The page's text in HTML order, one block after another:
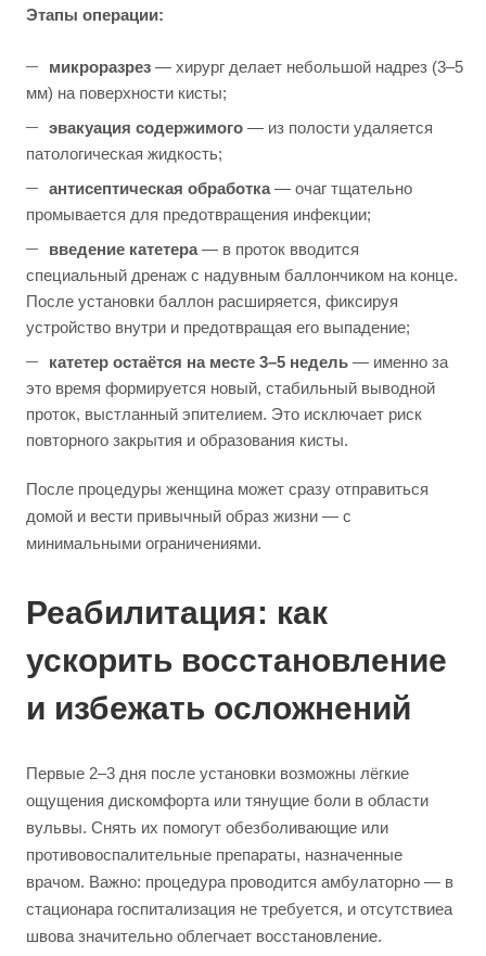
Этапы операции:
микроразрез — хирург делает небольшой надрез (3–5
мм) на поверхности кисты;
эвакуация содержимого — из полости удаляется
патологическая жидкость;
антисептическая обработка— очаг тщательно
промывается для предотвращения инфекции;
введение катетера— в проток вводится
специальный дренаж с надувным баллончиком на конце.
После установки баллон расширяется, фиксируя
устройство внутри и предотвращая его выпадение;
катетер остаётся на месте 3–5 недель — именно за
это время формируется новый, стабильный выводной
проток, выстланный эпителием. Это исключает риск
повторного закрытия и образования кисты.
После процедуры женщина может сразу отправиться
домой и вести привычный образ жизни — с
минимальными ограничениями.
Реабилитация: как
ускорить восстановление
и избежать осложнений
Первые 2–3 дня после установки возможны лёгкие
ощущения дискомфорта или тянущие боли в области
вульвы. Снять их помогут обезболивающие или
противовоспалительные препараты, назначенные
врачом. Важно: процедура проводится амбулаторно — в
стационара госпитализация не требуется, и отсутствиеа
швова значительно облегчает восстановление.